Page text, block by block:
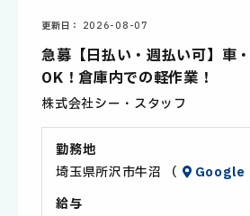
更新日 2026-08-07
急募【日払い・週払い可】車
OK！倉庫内での軽作業！
株式会社シー・スタッフ
勤務地
埼玉県所沢市牛沼 （
Google
給与